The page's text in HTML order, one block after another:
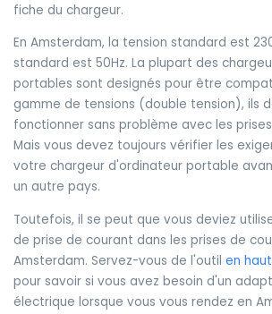
fiche du chargeur.
En Amsterdam, la tension standard est
standard est 50Hz. La plupart des
portables sont designés pour être
gamme de tensions (double tension), ils
fonctionner sans problème avec les
Mais vous devez toujours vérifier les
votre chargeur d'ordinateur portable
un autre pays.
Toutefois, il se peut que vous deviez
de prise de courant dans les prises de
Amsterdam. Servez-vous de l'outil en
pour savoir si vous avez besoin d'un
électrique lorsque vous vous rendez en